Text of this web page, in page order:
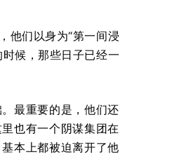
他们以身为“第一间浸
候，那些日子已经一
最重要的是，他们还
也有一个阴谋集团在
本上都被迫离开了他